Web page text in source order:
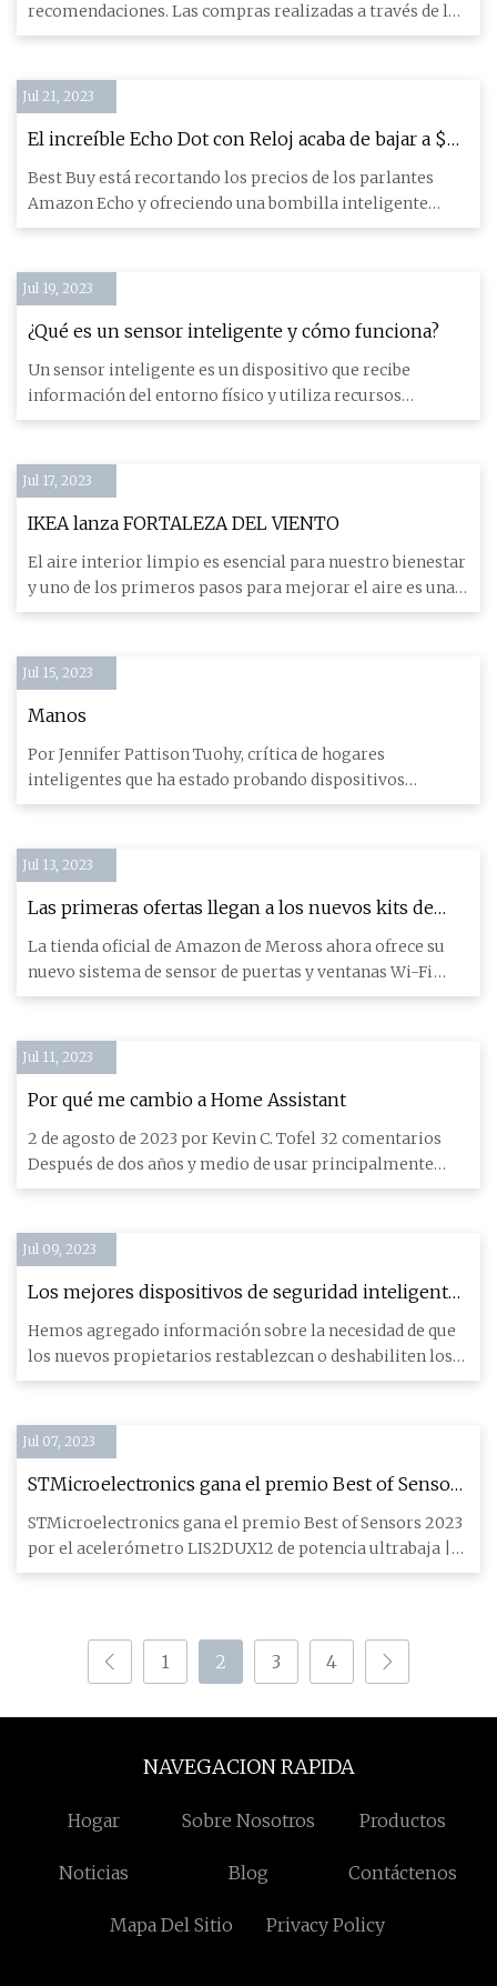
recomendaciones. Las compras realizadas a través de los
enlac
Jul 21, 2023
El increíble Echo Dot con Reloj acaba de bajar a $
29, con una bombilla inteligente gratis
Best Buy está recortando los precios de los parlantes
Amazon Echo y ofreciendo una bombilla inteligente
Sengled gratis.
Jul 19, 2023
¿Qué es un sensor inteligente y cómo funciona?
Un sensor inteligente es un dispositivo que recibe
información del entorno físico y utiliza recursos
informáticos integr
Jul 17, 2023
IKEA lanza FORTALEZA DEL VIENTO
El aire interior limpio es esencial para nuestro bienestar
y uno de los primeros pasos para mejorar el aire es una
mayo
Jul 15, 2023
Manos
Por Jennifer Pattison Tuohy, crítica de hogares
inteligentes que ha estado probando dispositivos
conectados desde 2013.
Jul 13, 2023
Las primeras ofertas llegan a los nuevos kits de
sensores para puertas y ventanas Meross HomeKit
desde $ 14 (30% de descuento)
La tienda oficial de Amazon de Meross ahora ofrece su
nuevo sistema de sensor de puertas y ventanas Wi-Fi
Smart HomeKit
Jul 11, 2023
Por qué me cambio a Home Assistant
2 de agosto de 2023 por Kevin C. Tofel 32 comentarios
Después de dos años y medio de usar principalmente
HomeKit, ahora
Jul 09, 2023
Los mejores dispositivos de seguridad inteligentes
para que su nuevo hogar se sienta seguro
Hemos agregado información sobre la necesidad de que
los nuevos propietarios restablezcan o deshabiliten los
dispositiv
Jul 07, 2023
STMicroelectronics gana el premio Best of Sensors
2023 por Ultralow
STMicroelectronics gana el premio Best of Sensors 2023
por el acelerómetro LIS2DUX12 de potencia ultrabaja |
Electróni
1 2 3 4
NAVEGACION RAPIDA
Hogar Sobre Nosotros Productos
Noticias Blog Contáctenos
Mapa Del Sitio Privacy Policy